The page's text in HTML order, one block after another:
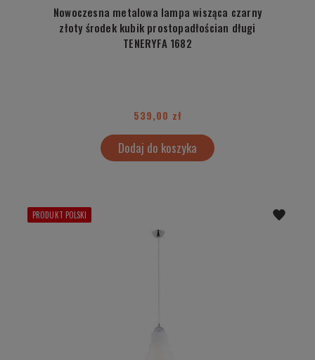
Nowoczesna metalowa lampa wisząca czarny
złoty środek kubik prostopadłościan długi
TENERYFA 1682
539,00 zł
Dodaj do koszyka
PRODUKT POLSKI